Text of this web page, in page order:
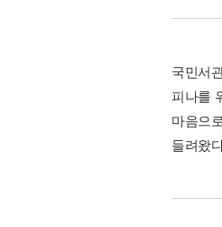
국민서
피나를
마음으
들려왔